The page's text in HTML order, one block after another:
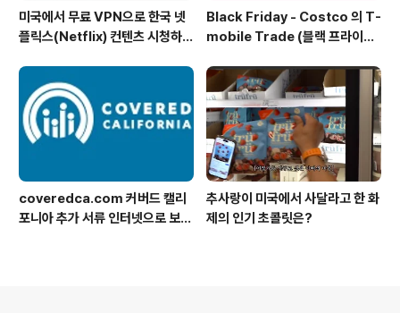
미국에서 무료 VPN으로 한국 넷
플릭스(Netflix) 컨텐츠 시청하는
도 가능)
Black Friday - Costco 의 T-
mobile Trade (블랙 프라이데
coveredca.com 커버드 캘리
포니아 추가 서류 인터넷으로 보내
추사랑이 미국에서 사달라고 한 화
제의 인기 초콜릿은?